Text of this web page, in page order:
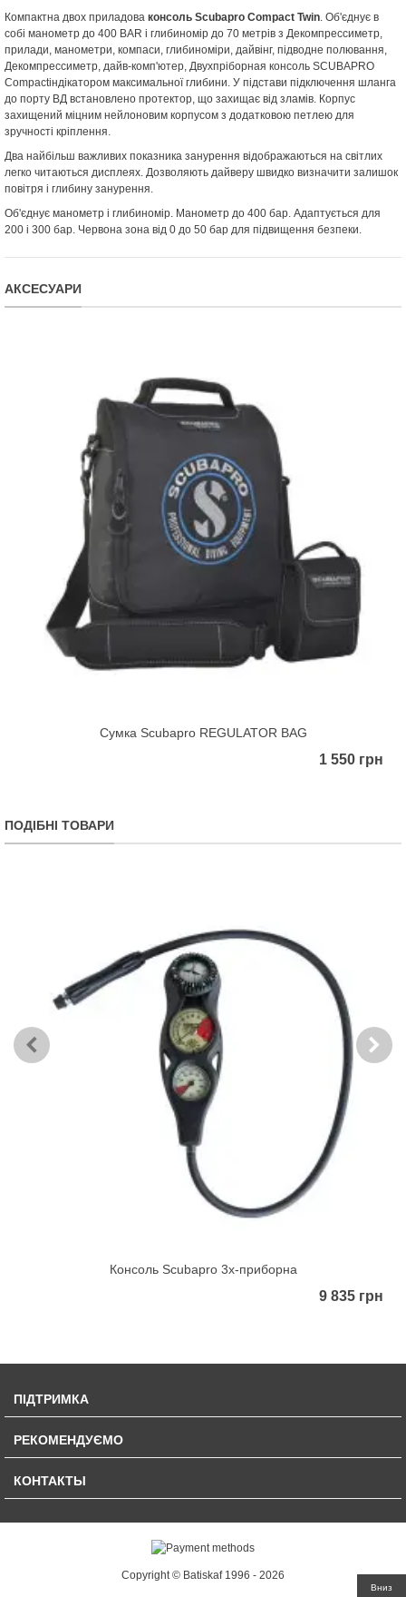
Вниз
Компактна двох приладова консоль Scubapro Compact Twin. Об'єднує в
собі манометр до 400 BAR і глибиномір до 70 метрів з Декомпрессиметр,
прилади, манометри, компаси, глибиноміри, дайвінг, підводне полювання,
Декомпрессиметр, дайв-комп'ютер, Двухпріборная консоль SCUBAPRO
Compactіндікатором максимальної глибини. У підстави підключення шланга
до порту ВД встановлено протектор, що захищає від зламів. Корпус
захищений міцним нейлоновим корпусом з додатковою петлею для
зручності кріплення.
Два найбільш важливих показника занурення відображаються на світлих
легко читаються дисплеях. Дозволяють дайверу швидко визначити залишок
повітря і глибину занурення.
Об'єднує манометр і глибиномір. Манометр до 400 бар. Адаптується для
200 і 300 бар. Червона зона від 0 до 50 бар для підвищення безпеки.
АКСЕСУАРИ
Сумка Scubapro REGULATOR BAG
1 550 грн
ПОДІБНІ ТОВАРИ
Консоль Scubapro 3х-приборна
9 835 грн
ПІДТРИМКА
РЕКОМЕНДУЄМО
КОНТАКТЫ
Copyright © Batiskaf 1996 - 2026